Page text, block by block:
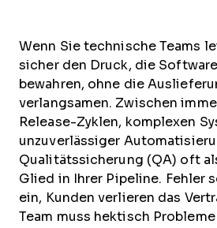
Wenn Sie technische Teams
sicher den Druck, die
bewahren, ohne die
verlangsamen. Zwischen
Release-Zyklen, komplexen
unzuverlässiger
Qualitätssicherung (QA) oft
Glied in Ihrer Pipeline. Fehler
ein, Kunden verlieren das
Team muss hektisch